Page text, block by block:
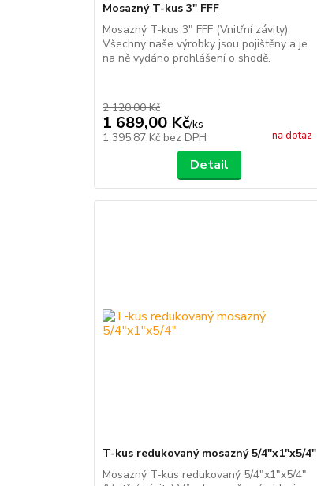
Mosazný T-kus 3" FFF
Mosazný T-kus 3" FFF (Vnitřní závity)
Všechny naše výrobky jsou pojištěny a je
na ně vydáno prohlášení o shodě.
2 120,00 Kč
1 689,00 Kč/ks
1 395,87 Kč bez DPH na dotaz
Detail
T-kus redukovaný mosazný 5/4"x1"x5/4"
Mosazný T-kus redukovaný 5/4"x1"x5/4"